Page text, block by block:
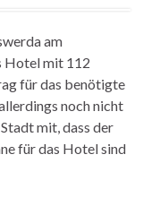
am
Hotel mit 112
für das benötigte
noch nicht
mit, dass der
für das Hotel sind